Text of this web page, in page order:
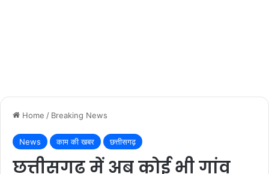
Home / Breaking News
News काम की खबर छत्तीसगढ़
छत्तीसगढ़ में अब कोई भी गांव